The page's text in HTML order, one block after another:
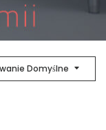
Domyślne